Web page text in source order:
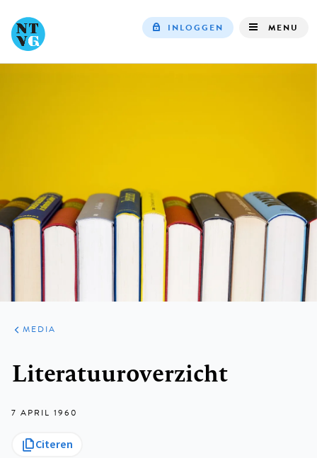
INLOGGEN MENU
ARTIKELEN
VARIA
MEDIA
Literatuuroverzicht
7 APRIL 1960
Citeren